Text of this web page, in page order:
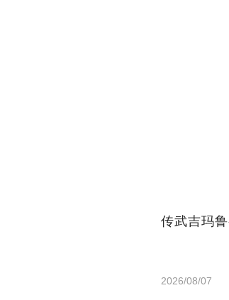
传武吉玛
2026/08/07